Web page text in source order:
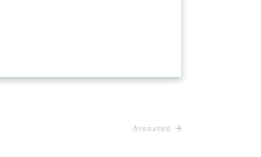
Avis suivant